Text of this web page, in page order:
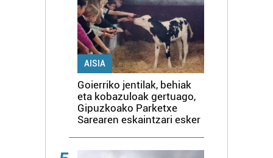
AISIA
Goierriko jentilak, behiak
eta kobazuloak gertuago,
Gipuzkoako Parketxe
Sarearen eskaintzari esker